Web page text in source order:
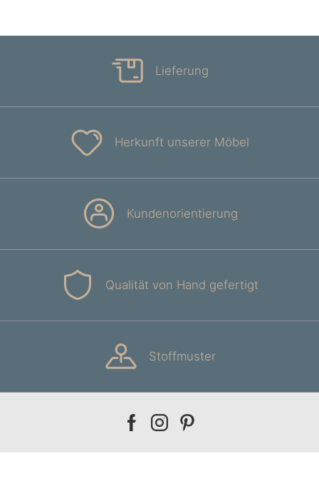
Lieferung
Herkunft unserer Möbel
Kundenorientierung
Qualität von Hand gefertigt
Stoffmuster
Our
Our
Our